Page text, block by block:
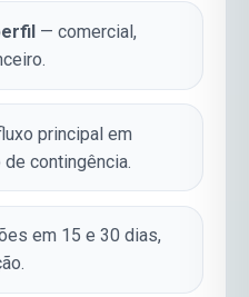
— comercial,
principal em
contingência.
em 15 e 30 dias,